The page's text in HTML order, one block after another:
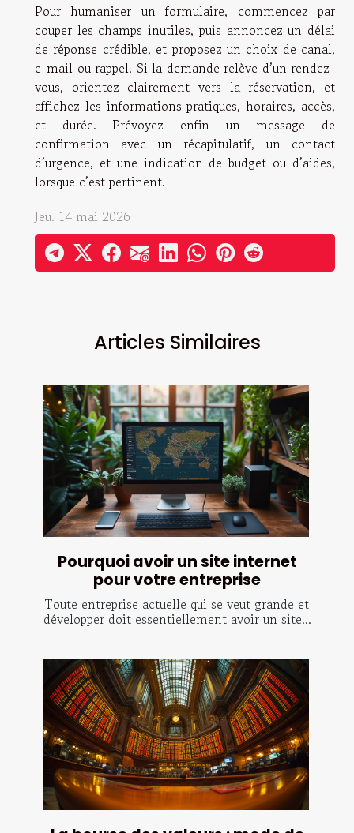
Articles Similaires
Pourquoi avoir un site internet
pour votre entreprise
Toute entreprise actuelle qui se veut grande et
développer doit essentiellement avoir un site...
Pour humaniser un formulaire, commencez par
couper les champs inutiles, puis annoncez un délai
de réponse crédible, et proposez un choix de canal,
e-mail ou rappel. Si la demande relève d’un rendez-
vous, orientez clairement vers la réservation, et
affichez les informations pratiques, horaires, accès,
et durée. Prévoyez enfin un message de
confirmation avec un récapitulatif, un contact
d’urgence, et une indication de budget ou d’aides,
lorsque c’est pertinent.
Jeu. 14 mai 2026